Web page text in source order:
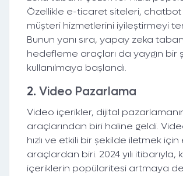
Özellikle e-ticaret siteleri,
müşteri hizmetlerini iyileştirmeyi
Bunun yanı sıra, yapay zeka
hedefleme araçları da yaygın bir
kullanılmaya başlandı.
2. Video Pazarlama
Video içerikler, dijital
araçlarından biri haline geldi.
hızlı ve etkili bir şekilde iletmek için
araçlardan biri. 2024 yılı itibarıyla,
içeriklerin popülaritesi artmaya